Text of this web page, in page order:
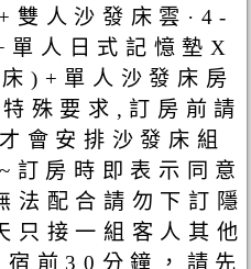
人沙發床雲·4-
人日式記憶墊X
)+單人沙發床房
殊要求,訂房前請
會安排沙發床組
訂房時即表示同意
法配合請勿下訂隱
只接一組客人其他
前30分鐘，請先